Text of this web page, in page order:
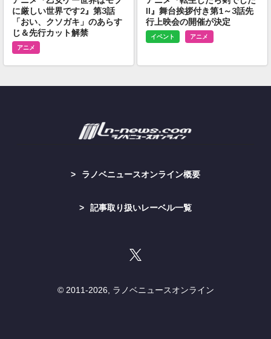
に厳しい世界です2』第3話
「おい、クソガキ」のあらす
じ＆先行カット解禁
アニメ
II』舞台挨拶付き第1～3話先
行上映会の開催が決定
イベント アニメ
ラノベニュースオンライン概要
記事取り扱いレーベル一覧
© 2011-2026, ラノベニュースオンライン